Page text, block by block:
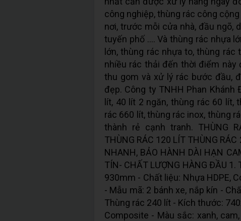
công nghiệp, thùng rác công
nơi, trước mỗi cửa nhà, đầu ngõ,
tuyến phố …. Và thùng rác nhựa
lớn, thùng rác nhựa to, thùng
nhiều rác thải đến thời điểm
thu gom và xử lý rác bước đầu,
đẹp. Công ty TNHH Phan
lít, 40 lít 2 ngăn, thùng rác 60 lít,
rác 660 lít, thùng rác inox, thùng
thành rẻ cạnh tranh. THÙNG
THÙNG RÁC 120 LÍT THÙNG
NHANH, BẢO HÀNH DÀI HẠN
TÍN- CHẤT LƯỢNG HÀNG ĐẦU
930mm - Chất liệu: Nhựa HDPE,
- Mẫu mã: 2 bánh xe, nắp kín -
Thùng rác 240 lít - Kích thước:
Composite - Màu sắc: xanh,